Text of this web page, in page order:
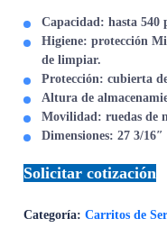
Capacidad: hasta 540
Higiene: protección
de limpiar.
Protección: cubierta
Altura de
Movilidad: ruedas de
Dimensiones: 27 3/16″
Solicitar cotización
Categoría:Carritos de